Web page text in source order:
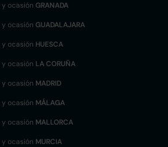
ocasión GRANADA
ocasión GUADALAJARA
ocasión HUESCA
ocasión LA CORUÑA
ocasión MADRID
ocasión MÁLAGA
ocasión MALLORCA
ocasión MURCIA